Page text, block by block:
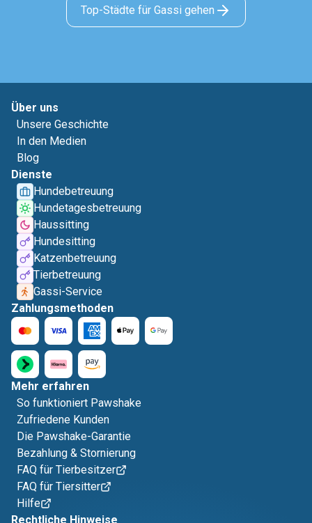
Top-Städte für Gassi gehen
Über uns
Unsere Geschichte
In den Medien
Blog
Dienste
Hundebetreuung
Hundetagesbetreuung
Haussitting
Hundesitting
Katzenbetreuung
Tierbetreuung
Gassi-Service
Zahlungsmethoden
Mehr erfahren
So funktioniert Pawshake
Zufriedene Kunden
Die Pawshake-Garantie
Bezahlung & Stornierung
FAQ für Tierbesitzer
FAQ für Tiersitter
Hilfe
Rechtliche Hinweise